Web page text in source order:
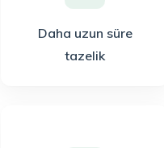
Daha uzun süre
tazelik